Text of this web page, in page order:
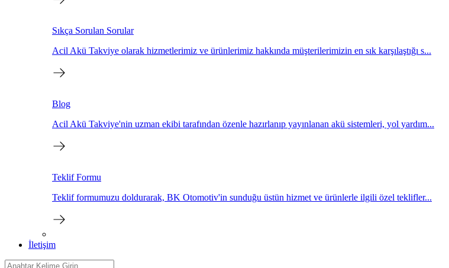
Sıkça Sorulan Sorular
Acil Akü Takviye olarak hizmetlerimiz ve ürünlerimiz hakkında müşterilerimizin en sık karşılaştığı s...
Blog
Acil Akü Takviye'nin uzman ekibi tarafından özenle hazırlanıp yayınlanan akü sistemleri, yol yardım...
Teklif Formu
Teklif formumuzu doldurarak, BK Otomotiv'in sunduğu üstün hizmet ve ürünlerle ilgili özel teklifler...
İletişim